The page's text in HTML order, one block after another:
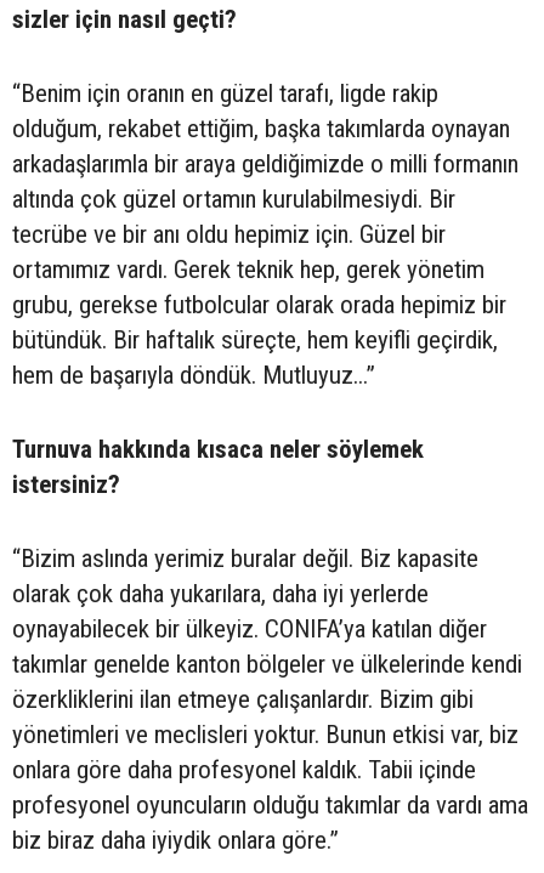
sizler için nasıl geçti?
“Benim için oranın en güzel tarafı, ligde rakip
olduğum, rekabet ettiğim, başka takımlarda oynayan
arkadaşlarımla bir araya geldiğimizde o milli formanın
altında çok güzel ortamın kurulabilmesiydi. Bir
tecrübe ve bir anı oldu hepimiz için. Güzel bir
ortamımız vardı. Gerek teknik hep, gerek yönetim
grubu, gerekse futbolcular olarak orada hepimiz bir
bütündük. Bir haftalık süreçte, hem keyifli geçirdik,
hem de başarıyla döndük. Mutluyuz...”
Turnuva hakkında kısaca neler söylemek
istersiniz?
“Bizim aslında yerimiz buralar değil. Biz kapasite
olarak çok daha yukarılara, daha iyi yerlerde
oynayabilecek bir ülkeyiz. CONIFA’ya katılan diğer
takımlar genelde kanton bölgeler ve ülkelerinde kendi
özerkliklerini ilan etmeye çalışanlardır. Bizim gibi
yönetimleri ve meclisleri yoktur. Bunun etkisi var, biz
onlara göre daha profesyonel kaldık. Tabii içinde
profesyonel oyuncuların olduğu takımlar da vardı ama
biz biraz daha iyiydik onlara göre.”